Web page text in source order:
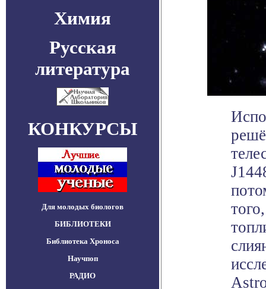
Химия
Русская
литература
КОНКУРСЫ
Для молодых биологов
БИБЛИОТЕКИ
Библиотека Хроноса
Научпоп
РАДИО